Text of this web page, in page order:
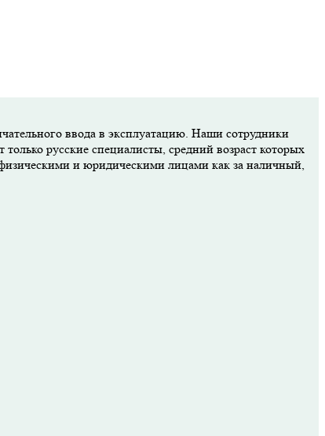
ввода в эксплуатацию. Наши сотрудники
русские специалисты, средний возраст которых
и юридическими лицами как за наличный,